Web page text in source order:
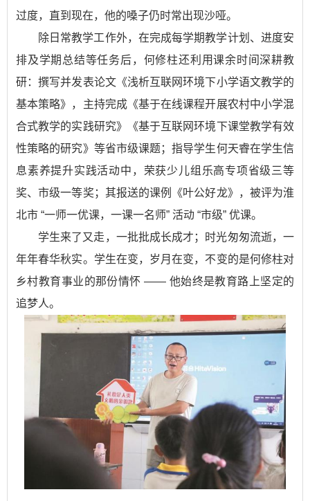
过度，直到现在，他的嗓子仍时常出现沙哑。
除日常教学工作外，在完成每学期教学计划、进度安
排及学期总结等任务后，何修柱还利用课余时间深耕教
研：撰写并发表论文《浅析互联网环境下小学语文教学的
基本策略》，主持完成《基于在线课程开展农村中小学混
合式教学的实践研究》《基于互联网环境下课堂教学有效
性策略的研究》等省市级课题；指导学生何天睿在学生信
息素养提升实践活动中，荣获少儿组乐高专项省级三等
奖、市级一等奖；其报送的课例《叶公好龙》，被评为淮
北市 “一师一优课，一课一名师” 活动 “市级” 优课。
学生来了又走，一批批成长成才；时光匆匆流逝，一
年年春华秋实。学生在变，岁月在变，不变的是何修柱对
乡村教育事业的那份情怀 —— 他始终是教育路上坚定的
追梦人。